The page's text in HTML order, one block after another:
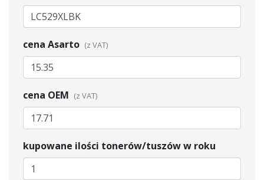
cena Asarto
cena OEM
kupowane ilości tonerów/tuszów w roku